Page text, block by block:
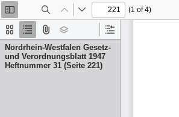
Thumbnails
Document
Outline
Attachments
Layers
Current
Item
Nordrhein-Westfalen Gesetz-
und Verordnungsblatt 1947
Heftnummer 31 (Seite 221)
Toggle
Sidebar
Previous
Next
(1 of 4)